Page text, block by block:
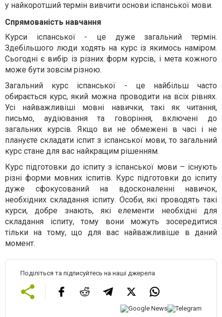
у найкоротший термін вивчити основи іспанської мови.
Спрямованість навчання
Курси іспанської - це дуже загальний термін.
Здебільшого люди ходять на курс із якимось наміром.
Сьогодні є вибір із різних форм курсів, і мета кожного
може бути зовсім різною.
Загальний курс іспанської - це найбільш часто
обирається курс, який можна проводити на всіх рівнях.
Усі найважливіші мовні навички, такі як читання,
письмо, аудіювання та говоріння, включені до
загальних курсів. Якщо ви не обмежені в часі і не
плануєте складати іспит з іспанської мови, то загальний
курс стане для вас найкращим рішенням.
Курс підготовки до іспиту з іспанської мови – існують
різні форми мовних іспитів. Курс підготовки до іспиту
дуже сфокусований на вдосконаленні навичок,
необхідних складання іспиту. Особи, які проводять такі
курси, добре знають, які елементи необхідні для
складання іспиту, тому вони можуть зосередитися
тільки на тому, що для вас найважливіше в даний
момент.
Поділіться та підписуйтесь на наші джерела